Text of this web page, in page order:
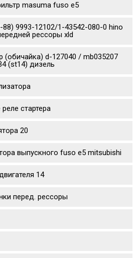
masuma fuso e5
88) 9993-12102/1-43542-080-0 hino
рессоры xld
(обичайка) d-127040 / mb035207
(st14) дизель
стартера
20
выпускного fuso e5 mitsubishi
14
перед. рессоры